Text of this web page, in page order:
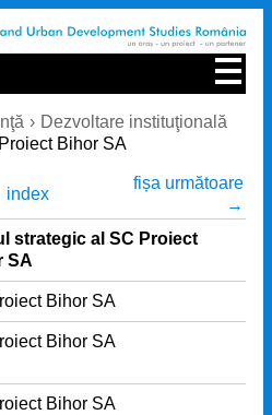
Dezvoltare instituţională
Bihor SA
index
fișa următoare
→
strategic al SC Proiect
SA
Bihor SA
Bihor SA
Bihor SA